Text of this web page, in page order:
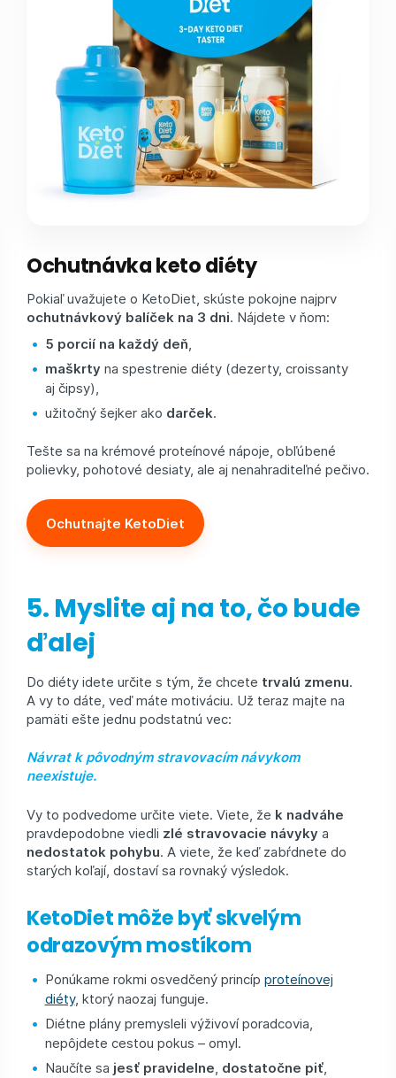
Ochutnávka keto diéty
Pokiaľ uvažujete o KetoDiet, skúste pokojne najprv
ochutnávkový balíček na 3 dni. Nájdete v ňom:
5 porcií na každý deň
maškrtyna spestrenie diéty (dezerty, croissanty
aj čipsy),
užitočný šejker ako darček.
Tešte sa na krémové proteínové nápoje, obľúbené
polievky, pohotové desiaty, ale aj nenahraditeľné pečivo.
Ochutnajte KetoDiet
5. Myslite aj na to, čo bude
ďalej
Do diéty idete určite s tým, že chcete trvalú zmenu.
A vy to dáte, veď máte motiváciu. Už teraz majte na
pamäti ešte jednu podstatnú vec:
Návrat k pôvodným stravovacím návykom
neexistuje.
Vy to podvedome určite viete. Viete, že k nadváhe
pravdepodobne viedli zlé stravovacie návyky a
nedostatok pohybu. A viete, že keď zabŕdnete do
starých koľají, dostaví sa rovnaký výsledok.
KetoDiet môže byť skvelým
odrazovým mostíkom
Ponúkame rokmi osvedčený princíp proteínovej
diéty, ktorý naozaj funguje.
Diétne plány premysleli výživoví poradcovia,
nepôjdete cestou pokus – omyl.
Naučíte sa jesť pravidelne, dostatočne piť,